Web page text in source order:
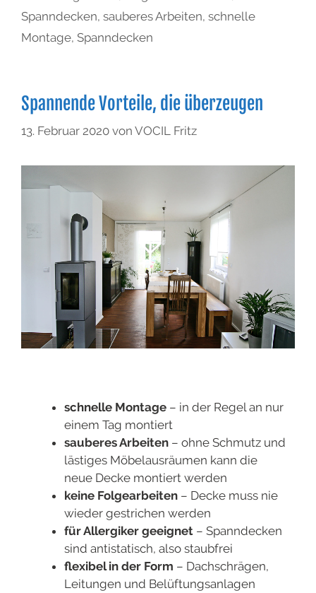
Spanndecken, sauberes Arbeiten, schnelle
Montage, Spanndecken
Spannende Vorteile, die überzeugen
13. Februar 2020 von VOCIL Fritz
schnelle Montage – in der Regel an nur
einem Tag montiert
sauberes Arbeiten – ohne Schmutz und
lästiges Möbelausräumen kann die
neue Decke montiert werden
keine Folgearbeiten – Decke muss nie
wieder gestrichen werden
für Allergiker geeignet – Spanndecken
sind antistatisch, also staubfrei
flexibel in der Form – Dachschrägen,
Leitungen und Belüftungsanlagen